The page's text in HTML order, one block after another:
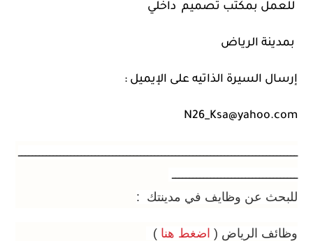
للعمل بمكتب تصميم داخلي
بمدينة الرياض
إرسال السيرة الذاتيه على الإيميل :
N26_Ksa@yahoo.com
ــــــــــــــــــــــــــــــــــــــــــــــــــــــــــــــــــــــــــــــــ
ــــــــــــــــــــــــــــــــــــ
للبحث عن وظايف في مدينتك :
وظائف الرياض ( اضغط هنا)